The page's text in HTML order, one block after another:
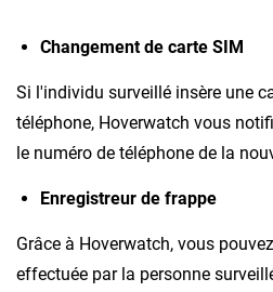
Changement de carte SIM
Si l'individu surveillé insère une
téléphone, Hoverwatch vous
le numéro de téléphone de la
Enregistreur de frappe
Grâce à Hoverwatch, vous
effectuée par la personne